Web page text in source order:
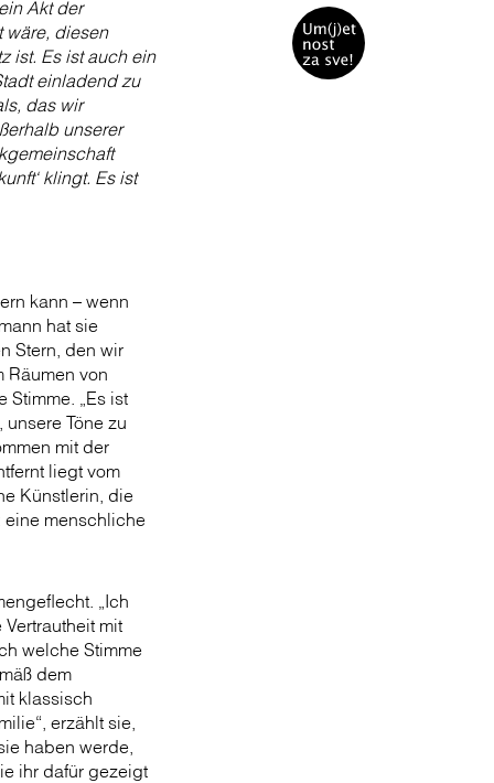
Akt der
wäre, diesen
ist. Es ist auch ein
einladend zu
das wir
unserer
klingt. Es ist
kann – wenn
hat sie
Stern, den wir
Räumen von
„Es ist
Töne zu
mit der
liegt vom
Künstlerin, die
eine menschliche
„Ich
mit
welche Stimme
dem
klassisch
erzählt sie,
haben werde,
ihr dafür gezeigt